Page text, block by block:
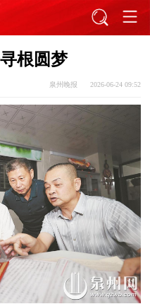
根圆梦
泉州晚报 2026-06-24 09:52